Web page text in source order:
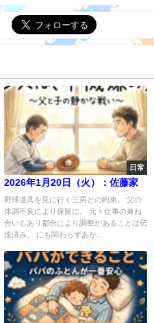
日常
2026年1月20日（火）：佐藤家
野球道具を見に行く三男との約束。 父の
体調不良により保留に。 元々仕事の兼ね
合いもあり都合により調整があることは伝
達済み。 にも関わらずあか...